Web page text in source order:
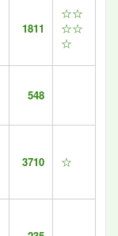
1811
☆☆
☆☆
☆
548
3710 ☆